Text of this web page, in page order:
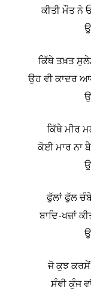
ਕੀਤੀ ਮੌਤ ਨੇ
ਕਿੱਥੇ ਤਖ਼ਤ
ਉਹ ਵੀ ਕਾਦਰ
ਕਿੱਥੇ ਮੀਰ
ਕੋਈ ਮਾਰ ਨਾ
ਫੁੱਲਾਂ ਫੁੱਲ
ਬਾਦਿ-ਖਜ਼ਾਂ
ਜੋ ਕੁਝ ਕਰਸੇਂ
ਸੰਞੀ ਕੁੰਜ